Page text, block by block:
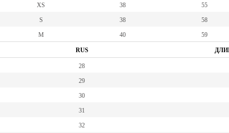
XS 38 55
S 38 58
M 40 59
RUS
28
29
30
31
32